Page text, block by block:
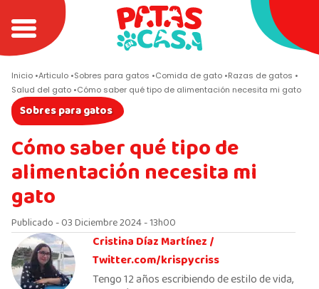
Inicio Articulo Sobres para gatos Comida de gato Razas de gatos
Salud del gato Cómo saber qué tipo de alimentación necesita mi gato
Sobres para gatos
Cómo saber qué tipo de
alimentación necesita mi
gato
Publicado - 03 Diciembre 2024 - 13h00
Cristina Díaz Martínez /
Twitter.com/krispycriss
Tengo 12 años escribiendo de estilo de vida,